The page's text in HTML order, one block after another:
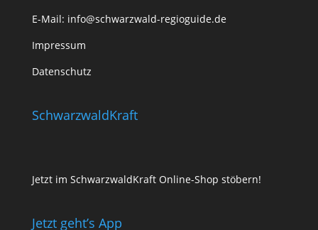
E-Mail: info@schwarzwald-regioguide.de
Impressum
Datenschutz
SchwarzwaldKraft
Jetzt im SchwarzwaldKraft Online-Shop stöbern!
Jetzt geht’s App